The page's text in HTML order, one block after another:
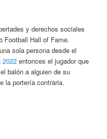
y derechos sociales
Football Hall of Fame.
sola persona desde el
2022 entonces el jugador que
balón a alguien de su
la portería contraria.